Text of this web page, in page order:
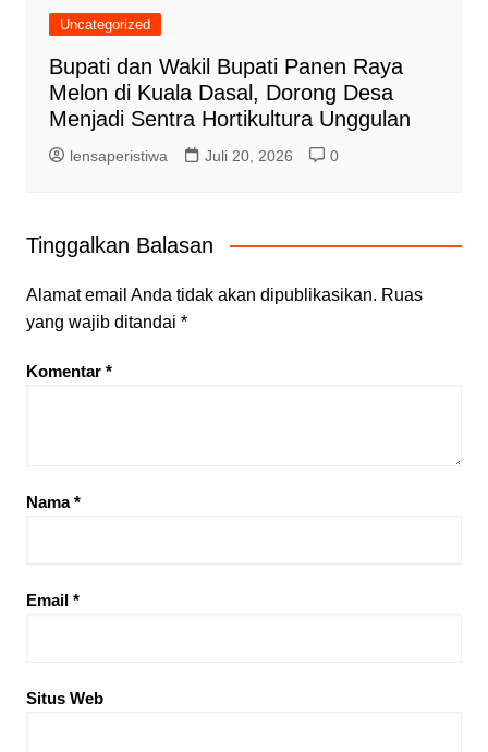
Uncategorized
Bupati dan Wakil Bupati Panen Raya
Melon di Kuala Dasal, Dorong Desa
Menjadi Sentra Hortikultura Unggulan
lensaperistiwa Juli 20, 2026 0
Tinggalkan Balasan
Alamat email Anda tidak akan dipublikasikan. Ruas
yang wajib ditandai *
Komentar *
Nama*
Email *
Situs Web